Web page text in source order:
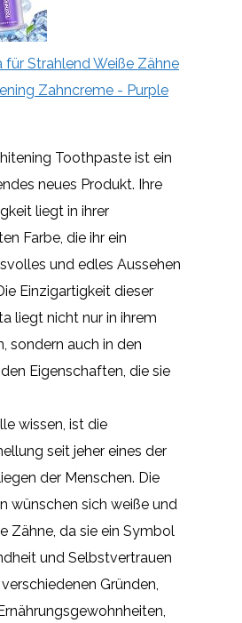
für Strahlend Weiße Zähne
Zahncreme - Purple
Toothpaste ist ein
neues Produkt. Ihre
liegt in ihrer
Farbe, die ihr ein
und edles Aussehen
Einzigartigkeit dieser
liegt nicht nur in ihrem
sondern auch in den
Eigenschaften, die sie
wissen, ist die
seit jeher eines der
der Menschen. Die
wünschen sich weiße und
Zähne, da sie ein Symbol
und Selbstvertrauen
Gründen,